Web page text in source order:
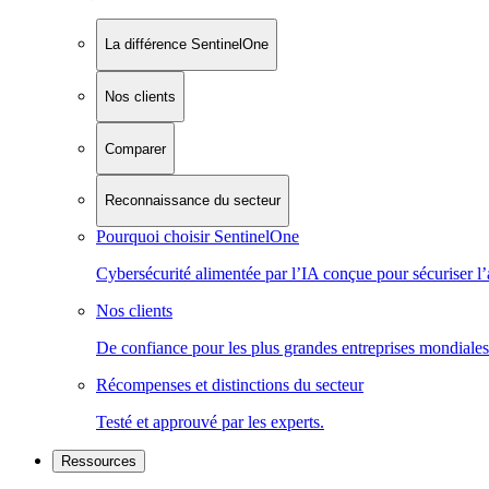
La différence SentinelOne
Nos clients
Comparer
Reconnaissance du secteur
Pourquoi choisir SentinelOne
Cybersécurité alimentée par l’IA conçue pour sécuriser
Nos clients
De confiance pour les plus grandes entreprises
Récompenses et distinctions du secteur
Testé et approuvé par les experts.
Ressources